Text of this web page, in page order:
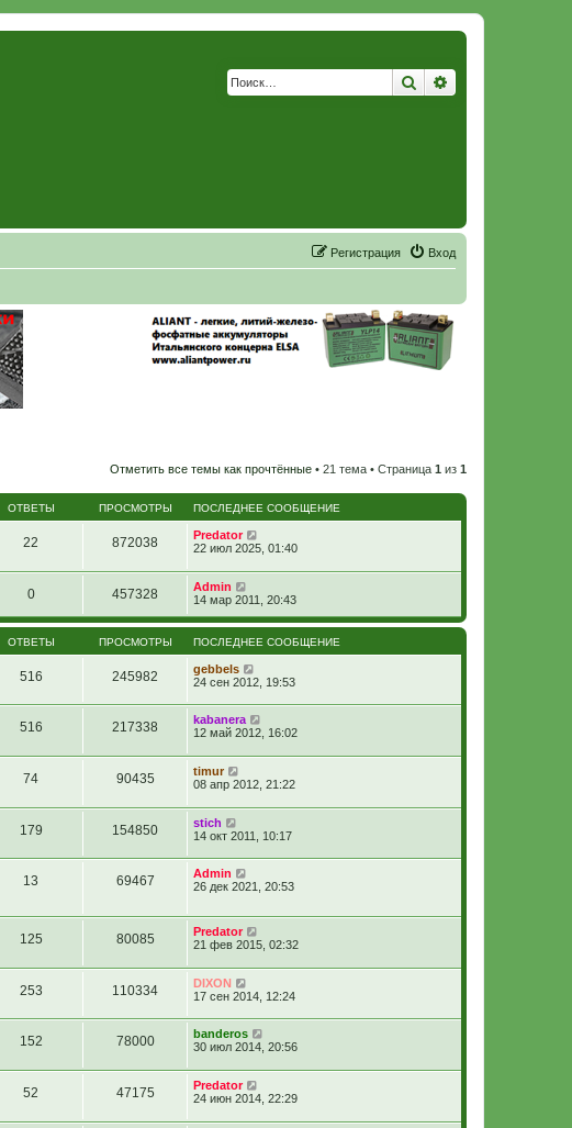
Поиск
Вход
Регистрация
Отметить все темы как прочтённые • 21 тема • Страница 1 из 1
ОТВЕТЫ ПРОСМОТРЫ ПОСЛЕДНЕЕ СООБЩЕНИЕ
22 872038
Predator
22 июл 2025, 01:40
0 457328
Admin
14 мар 2011, 20:43
ОТВЕТЫ ПРОСМОТРЫ ПОСЛЕДНЕЕ СООБЩЕНИЕ
516 245982
gebbels
24 сен 2012, 19:53
516 217338
kabanera
12 май 2012, 16:02
74 90435
timur
08 апр 2012, 21:22
179 154850
stich
14 окт 2011, 10:17
13 69467
Admin
26 дек 2021, 20:53
125 80085
Predator
21 фев 2015, 02:32
253 110334
DIXON
17 сен 2014, 12:24
152 78000
banderos
30 июл 2014, 20:56
52 47175
Predator
24 июн 2014, 22:29